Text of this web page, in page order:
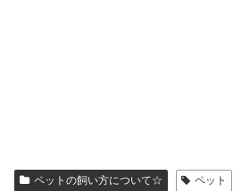
ペットの飼い方について☆ ペット